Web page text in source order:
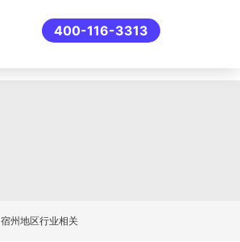
400-116-3313
宿州地区行业相关